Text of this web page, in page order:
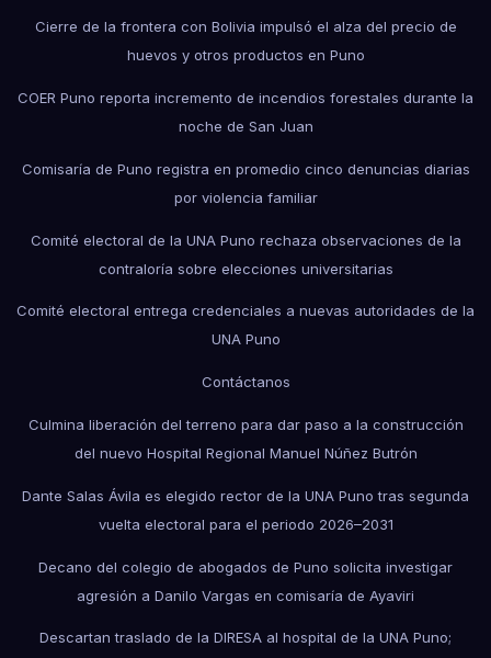
Cierre de la frontera con Bolivia impulsó el alza del precio de
huevos y otros productos en Puno
COER Puno reporta incremento de incendios forestales durante la
noche de San Juan
Comisaría de Puno registra en promedio cinco denuncias diarias
por violencia familiar
Comité electoral de la UNA Puno rechaza observaciones de la
contraloría sobre elecciones universitarias
Comité electoral entrega credenciales a nuevas autoridades de la
UNA Puno
Contáctanos
Culmina liberación del terreno para dar paso a la construcción
del nuevo Hospital Regional Manuel Núñez Butrón
Dante Salas Ávila es elegido rector de la UNA Puno tras segunda
vuelta electoral para el periodo 2026–2031
Decano del colegio de abogados de Puno solicita investigar
agresión a Danilo Vargas en comisaría de Ayaviri
Descartan traslado de la DIRESA al hospital de la UNA Puno;